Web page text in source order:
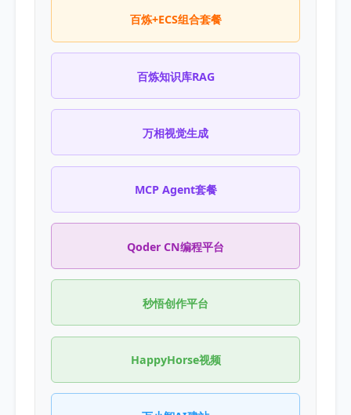
百炼+ECS组合套餐
百炼知识库RAG
万相视觉生成
MCP Agent套餐
Qoder CN编程平台
秒悟创作平台
HappyHorse视频